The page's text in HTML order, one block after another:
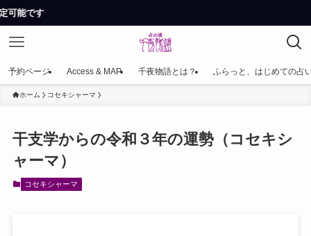
予約ページ Access & MAP 千夜物語とは？ ふらっと、はじめての占
ホーム コセキシャーマ
干支学からの令和３年の運勢（コセキシ
ャーマ）
コセキシャーマ